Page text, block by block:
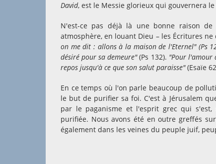
David, est le Messie glorieux qui gouvernera
N'est-ce pas déjà là une bonne raison
atmosphère, en louant Dieu – les Écritures
on me dit : allons à la maison de l'Eternel" (Ps
désiré pour sa demeure"(Ps 132). "Pour l'amour
repos jusqu'à ce que son salut paraisse"(Esaïe
En ce temps où l'on parle beaucoup de
le but de purifier sa foi. C'est à Jérusalem
par le paganisme et l'esprit grec qui
purifiée. Nous avons été en outre greffés
également dans les veines du peuple juif,